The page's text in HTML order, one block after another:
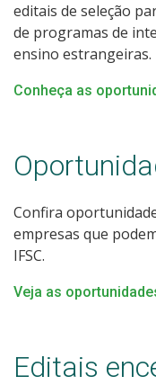
editais de seleção
de programas de
ensino estrangeiras.
Conheça as
Confira
empresas que
IFSC.
Veja as
Editais